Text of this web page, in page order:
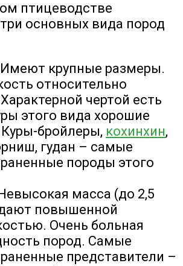
птицеводстве
основных вида пород
крупные размеры.
относительно
чертой есть
этого вида хорошие
бройлеры, кохинхин,
гудан – самые
породы этого
масса (до 2,5
повышенной
Очень больная
пород. Самые
представители –